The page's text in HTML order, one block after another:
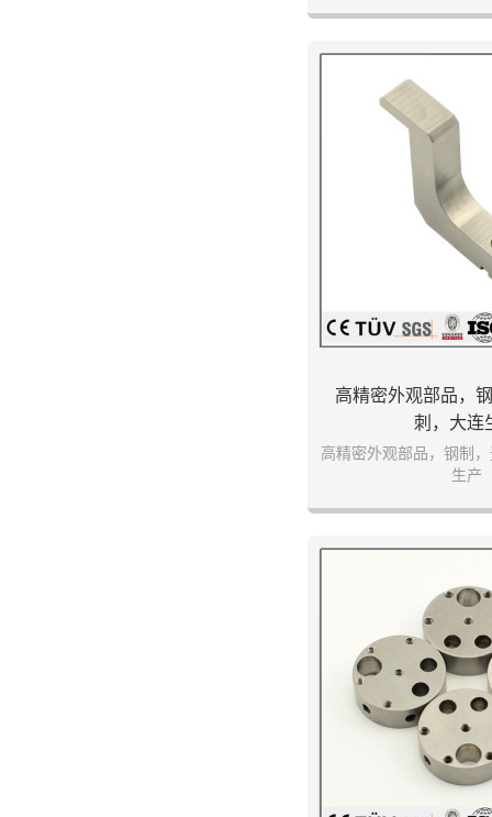
高精密外观部品，
刺，大连
高精密外观部品，钢制
生产